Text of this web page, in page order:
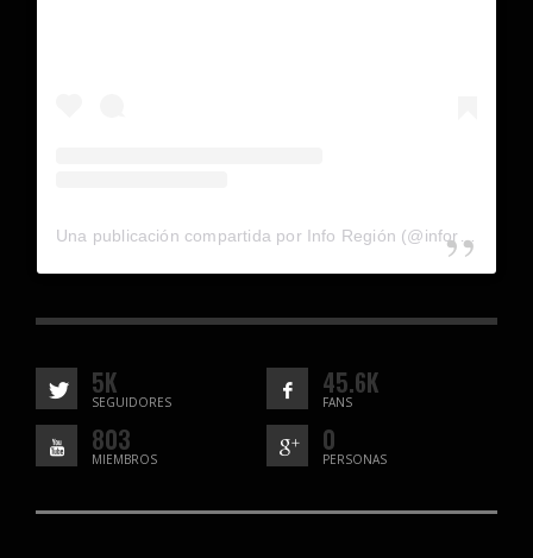
5K
SEGUIDORES
45.6K
FANS
803
MIEMBROS
0
PERSONAS